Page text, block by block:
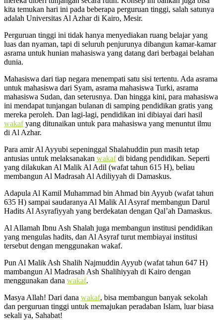
kita temukan hari ini pada beberapa perguruan tinggi, salah satunya
adalah Universitas Al Azhar di Kairo, Mesir.
Perguruan tinggi ini tidak hanya menyediakan ruang belajar yang
luas dan nyaman, tapi di seluruh penjurunya dibangun kamar-kamar
asrama untuk hunian mahasiswa yang datang dari berbagai belahan
dunia.
Mahasiswa dari tiap negara menempati satu sisi tertentu. Ada asrama
untuk mahasiswa dari Syam, asrama mahasiswa Turki, asrama
mahasiswa Sudan, dan seterusnya. Dan hingga kini, para mahasiswa
ini mendapat tunjangan bulanan di samping pendidikan gratis yang
mereka peroleh. Dan lagi-lagi, pendidikan ini dibiayai dari hasil
wakafyang ditunaikan untuk para mahasiswa yang menuntut ilmu
di Al Azhar.
Para amir Al Ayyubi sepeninggal Shalahuddin pun masih tetap
antusias untuk melaksanakan wakafdi bidang pendidikan. Seperti
yang dilakukan Al Malik Al Adil (wafat tahun 615 H), beliau
membangun Al Madrasah Al Adiliyyah di Damaskus.
Adapula Al Kamil Muhammad bin Ahmad bin Ayyub (wafat tahun
635 H) sampai saudaranya Al Malik Al Asyraf membangun Darul
Hadits Al Asyrafiyyah yang berdekatan dengan Qal’ah Damaskus.
Al Allamah Ibnu Ash Shalah juga membangun institusi pendidikan
yang mengulas hadits, dan Al Asyraf turut membiayai institusi
tersebut dengan menggunakan wakaf.
Pun Al Malik Ash Shalih Najmuddin Ayyub (wafat tahun 647 H)
mambangun Al Madrasah Ash Shalihiyyah di Kairo dengan
menggunakan dana wakaf.
Masya Allah! Dari dana wakaf, bisa membangun banyak sekolah
dan perguruan tinggi untuk memajukan peradaban Islam, luar biasa
sekali ya, Sahabat!